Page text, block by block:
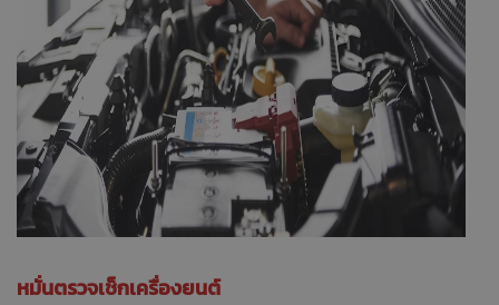
หมั่นตรวจเช็กเครื่องยนต์